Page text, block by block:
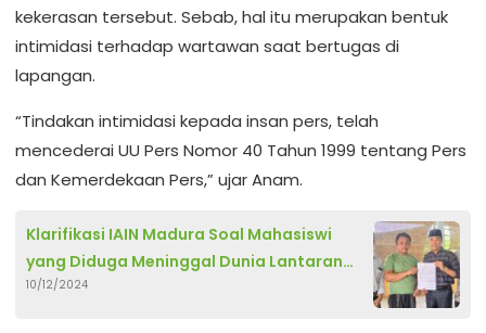
kekerasan tersebut. Sebab, hal itu merupakan bentuk
intimidasi terhadap wartawan saat bertugas di
lapangan.
“Tindakan intimidasi kepada insan pers, telah
mencederai UU Pers Nomor 40 Tahun 1999 tentang Pers
dan Kemerdekaan Pers,” ujar Anam.
Klarifikasi IAIN Madura Soal Mahasiswi
yang Diduga Meninggal Dunia Lantaran
Sulit Urus Skripsi
10/12/2024